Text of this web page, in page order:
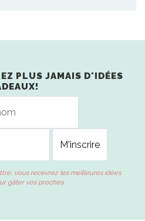
PLUS JAMAIS D'IDÉES
vous recevrez les meilleures idées
gâter vos proches.